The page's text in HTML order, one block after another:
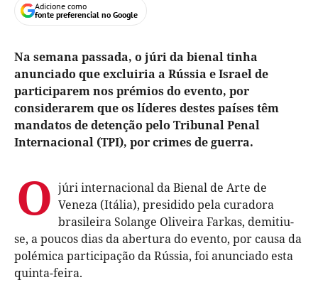
Adicione como
fonte preferencial no Google
Na semana passada, o júri da bienal tinha
anunciado que excluiria a Rússia e Israel de
participarem nos prémios do evento, por
considerarem que os líderes destes países têm
mandatos de detenção pelo Tribunal Penal
Internacional (TPI), por crimes de guerra.
O júri internacional da Bienal de Arte de
Veneza (Itália), presidido pela curadora
brasileira Solange Oliveira Farkas, demitiu-
se, a poucos dias da abertura do evento, por causa da
polémica participação da Rússia, foi anunciado esta
quinta-feira.